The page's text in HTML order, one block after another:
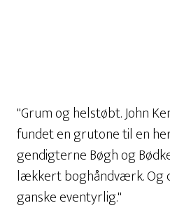
"Grum og helstøbt. John
fundet en grutone til en
gendigterne Bøgh og
lækkert boghåndværk. Og
ganske eventyrlig."